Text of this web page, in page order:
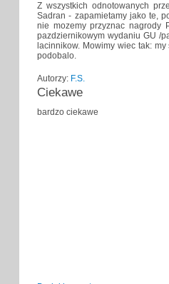
Z wszystkich odnotowanych
Sadran - zapamietamy jako te,
nie mozemy przyznac nagrody
pazdziernikowym wydaniu GU /
lacinnikow. Mowimy wiec tak:
podobalo.
Autorzy: F.S.
Ciekawe
bardzo ciekawe